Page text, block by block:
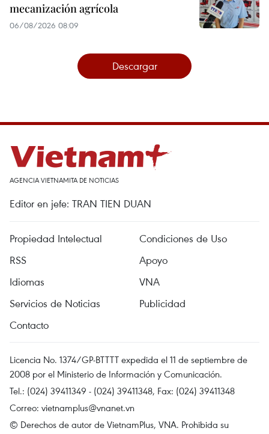
mecanización agrícola
06/08/2026 08:09
Descargar
AGENCIA VIETNAMITA DE NOTICIAS
Editor en jefe: TRAN TIEN DUAN
Propiedad Intelectual
Condiciones de Uso
RSS
Apoyo
Idiomas
VNA
Servicios de Noticias
Publicidad
Contacto
Licencia No. 1374/GP-BTTTT expedida el 11 de septiembre de
2008 por el Ministerio de Información y Comunicación.
Tel.: (024) 39411349 - (024) 39411348, Fax: (024) 39411348
Correo: vietnamplus@vnanet.vn
© Derechos de autor de VietnamPlus, VNA. Prohibida su